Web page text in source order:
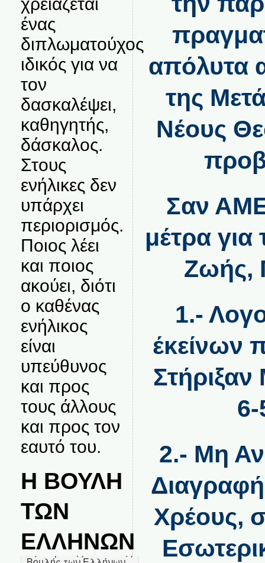
ένας
διπλωματούχος
ιδικός για να
τον
δασκαλέψει,
καθηγητής,
δάσκαλος.
Στους
ενήλικες δεν
υπάρχει
περιορισμός.
Ποιος λέει
και ποιος
ακούει, διότι
ο καθένας
ενήλικος
είναι
υπεύθυνος
και προς
τους άλλους
και προς τον
εαυτό του.
Η ΒΟΥΛΗ
ΤΩΝ
ΕΛΛΗΝΩΝ
απόλυτα
της
Νέους
Σαν
μέτρα για
Ζωής,
1.-
έκείνων
6-
2.- Μη
Χρέους,